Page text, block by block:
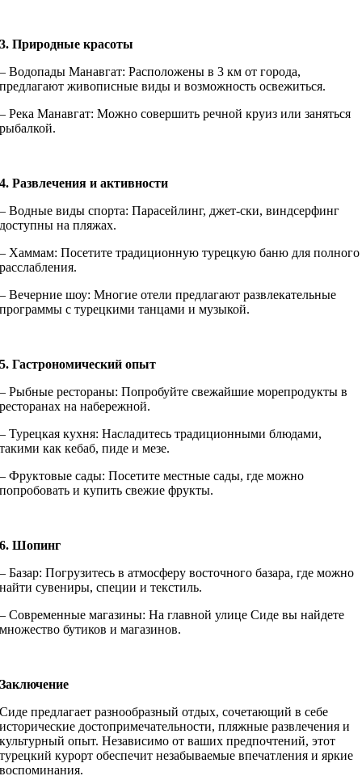
3. Природные красоты
– Водопады Манавгат: Расположены в 3 км от города,
предлагают живописные виды и возможность освежиться.
– Река Манавгат: Можно совершить речной круиз или заняться
рыбалкой.
4. Развлечения и активности
– Водные виды спорта: Парасейлинг, джет-ски, виндсерфинг
доступны на пляжах.
– Хаммам: Посетите традиционную турецкую баню для полного
расслабления.
– Вечерние шоу: Многие отели предлагают развлекательные
программы с турецкими танцами и музыкой.
5. Гастрономический опыт
– Рыбные рестораны: Попробуйте свежайшие морепродукты в
ресторанах на набережной.
– Турецкая кухня: Насладитесь традиционными блюдами,
такими как кебаб, пиде и мезе.
– Фруктовые сады: Посетите местные сады, где можно
попробовать и купить свежие фрукты.
6. Шопинг
– Базар: Погрузитесь в атмосферу восточного базара, где можно
найти сувениры, специи и текстиль.
– Современные магазины: На главной улице Сиде вы найдете
множество бутиков и магазинов.
Заключение
Сиде предлагает разнообразный отдых, сочетающий в себе
исторические достопримечательности, пляжные развлечения и
культурный опыт. Независимо от ваших предпочтений, этот
турецкий курорт обеспечит незабываемые впечатления и яркие
воспоминания.